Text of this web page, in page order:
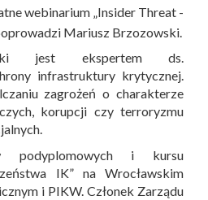
webinarium „Insider Threat -
Mariusz Brzozowski.
jest ekspertem ds.
infrastruktury krytycznej.
zagrożeń o charakterze
korupcji czy terroryzmu
podyplomowych i kursu
IK” na Wrocławskim
i PIKW. Członek Zarządu